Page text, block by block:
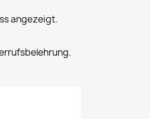
angezeigt.